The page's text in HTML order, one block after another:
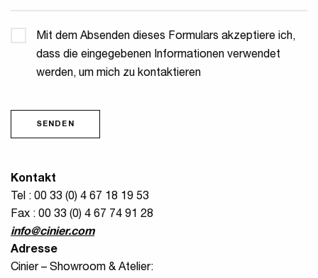
Privatsphäre *
Mit dem Absenden dieses Formulars akzeptiere ich,
dass die eingegebenen Informationen verwendet
werden, um mich zu kontaktieren
SENDEN
Kontakt
Tel : 00 33 (0) 4 67 18 19 53
Fax : 00 33 (0) 4 67 74 91 28
info@cinier.com
Adresse
Cinier – Showroom & Atelier: